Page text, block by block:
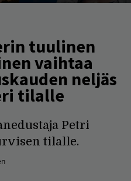
tuulinen
vaihtaa
neljäs
tilalle
Petri
tilalle.